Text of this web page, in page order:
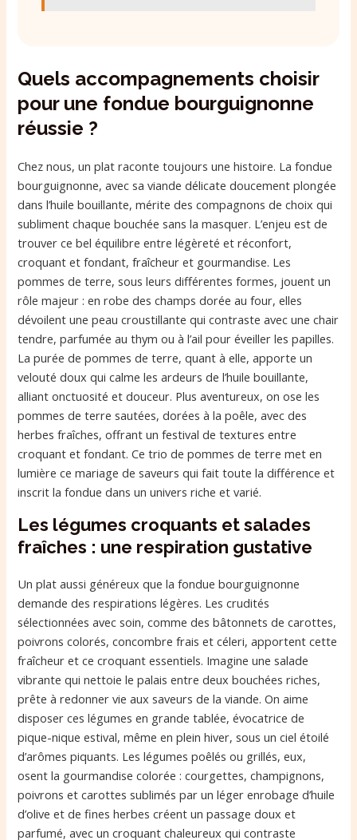
Quels accompagnements choisir
pour une fondue bourguignonne
réussie ?
Chez nous, un plat raconte toujours une histoire. La fondue
bourguignonne, avec sa viande délicate doucement plongée
dans l’huile bouillante, mérite des compagnons de choix qui
subliment chaque bouchée sans la masquer. L’enjeu est de
trouver ce bel équilibre entre légèreté et réconfort,
croquant et fondant, fraîcheur et gourmandise. Les
pommes de terre, sous leurs différentes formes, jouent un
rôle majeur : en robe des champs dorée au four, elles
dévoilent une peau croustillante qui contraste avec une chair
tendre, parfumée au thym ou à l’ail pour éveiller les papilles.
La purée de pommes de terre, quant à elle, apporte un
velouté doux qui calme les ardeurs de l’huile bouillante,
alliant onctuosité et douceur. Plus aventureux, on ose les
pommes de terre sautées, dorées à la poêle, avec des
herbes fraîches, offrant un festival de textures entre
croquant et fondant. Ce trio de pommes de terre met en
lumière ce mariage de saveurs qui fait toute la différence et
inscrit la fondue dans un univers riche et varié.
Les légumes croquants et salades
fraîches : une respiration gustative
Un plat aussi généreux que la fondue bourguignonne
demande des respirations légères. Les crudités
sélectionnées avec soin, comme des bâtonnets de carottes,
poivrons colorés, concombre frais et céleri, apportent cette
fraîcheur et ce croquant essentiels. Imagine une salade
vibrante qui nettoie le palais entre deux bouchées riches,
prête à redonner vie aux saveurs de la viande. On aime
disposer ces légumes en grande tablée, évocatrice de
pique-nique estival, même en plein hiver, sous un ciel étoilé
d’arômes piquants. Les légumes poêlés ou grillés, eux,
osent la gourmandise colorée : courgettes, champignons,
poivrons et carottes sublimés par un léger enrobage d’huile
d’olive et de fines herbes créent un passage doux et
parfumé, avec un croquant chaleureux qui contraste